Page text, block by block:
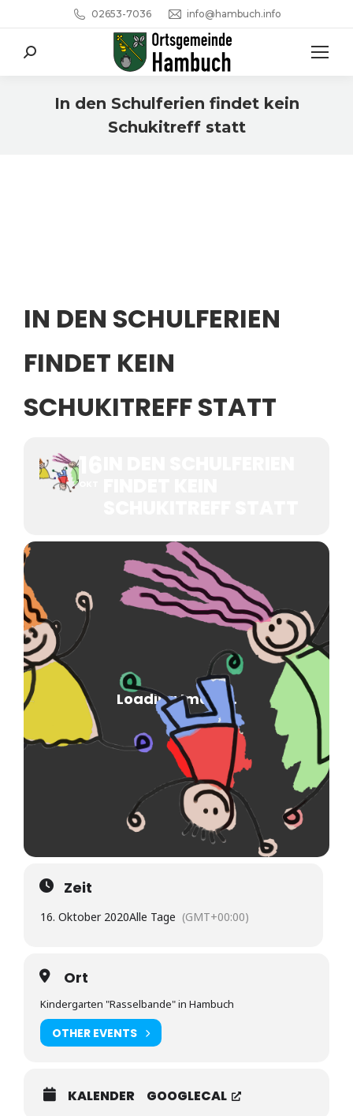
02653-7036 info@hambuch.info
Search:
In den Schulferien findet kein
Schukitreff statt
IN DEN SCHULFERIEN
FINDET KEIN
SCHUKITREFF STATT
Zeit
16. Oktober 2020Alle Tage (GMT+00:00)
Ort
Kindergarten "Rasselbande" in Hambuch
OTHER EVENTS
KALENDER GOOGLECAL